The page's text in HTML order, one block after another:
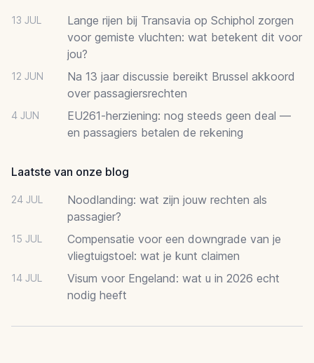
13 JUL
Lange rijen bij Transavia op Schiphol zorgen
voor gemiste vluchten: wat betekent dit voor
jou?
12 JUN
Na 13 jaar discussie bereikt Brussel akkoord
over passagiersrechten
4 JUN
EU261-herziening: nog steeds geen deal —
en passagiers betalen de rekening
Laatste van onze blog
24 JUL
Noodlanding: wat zijn jouw rechten als
passagier?
15 JUL
Compensatie voor een downgrade van je
vliegtuigstoel: wat je kunt claimen
14 JUL
Visum voor Engeland: wat u in 2026 echt
nodig heeft